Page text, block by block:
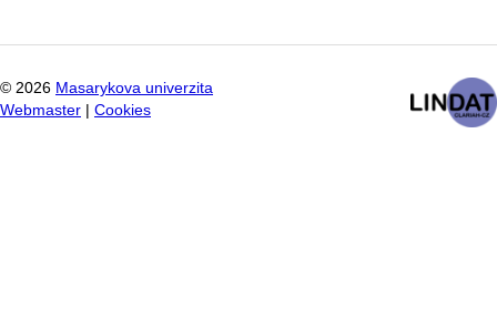
© 2026 Masarykova univerzita
Webmaster
Cookies